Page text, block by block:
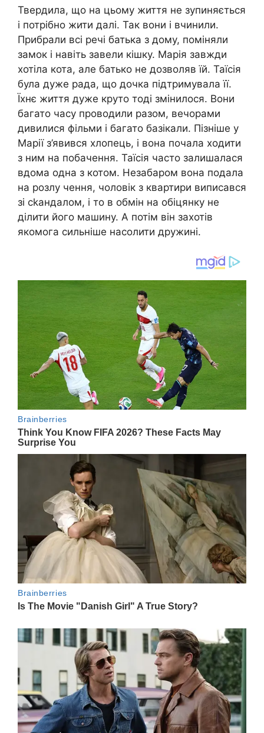
Твердила, що на цьому життя не зупиняється
і потрібно жити далі. Так вони і вчинили.
Прибрали всі речі батька з дому, поміняли
замок і навіть завели кішку. Марія завжди
хотіла кота, але батько не дозволяв їй. Таїсія
була дуже рада, що дочка підтримувала її.
Їхнє життя дуже круто тоді змінилося. Вони
багато часу проводили разом, вечорами
дивилися фільми і багато базікали. Пізніше у
Марії з’явився хлопець, і вона почала ходити
з ним на побачення. Таїсія часто залишалася
вдома одна з котом. Незабаром вона подала
на розлу чення, чоловік з квартири виписався
зі сkандалом, і то в обмін на обіцянку не
ділити його машину. А потім він захотів
якомога сильніше насолити дружині.